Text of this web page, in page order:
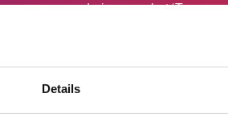
Details
verandering naar het ‘Team